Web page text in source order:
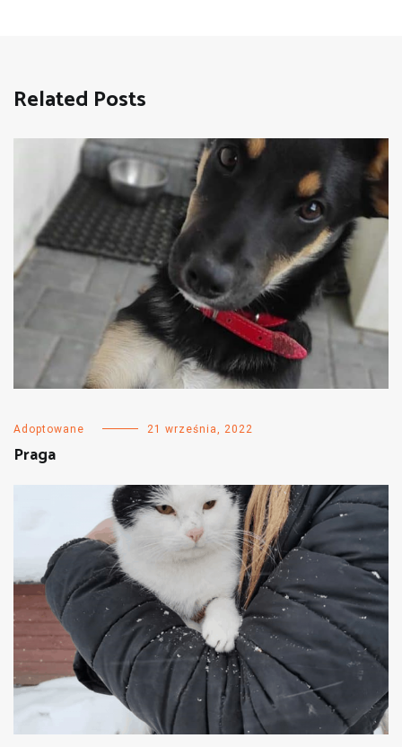
Related Posts
Adoptowane 21 września, 2022
Praga